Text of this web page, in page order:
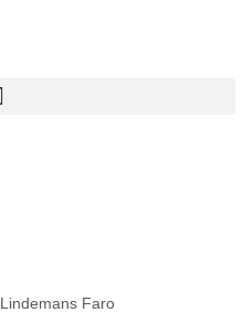
Lindemans Faro